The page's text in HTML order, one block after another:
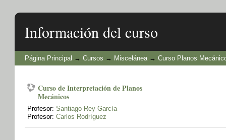
Información del curso
Página Principal → Cursos → Miscelánea → Curso Planos
Curso de Interpretación de Planos
Mecánicos
Profesor:Santiago Rey García
Profesor:Carlos Rodríguez